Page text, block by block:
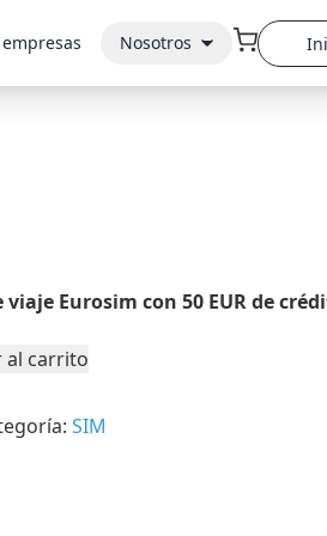
Nosotros
viaje Eurosim con 50 EUR de
al carrito
SIM